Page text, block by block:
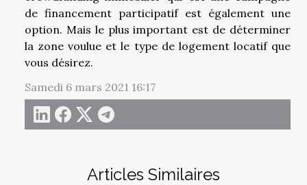
Articles Similaires
de financement participatif est également une
option. Mais le plus important est de déterminer
la zone voulue et le type de logement locatif que
vous désirez.
Samedi 6 mars 2021 16:17